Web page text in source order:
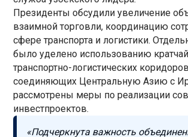
Президенты обсудили увеличение
взаимной торговли, координацию
сфере транспорта и логистики.
было уделено использованию
транспортно-логистических
соединяющих Центральную Азию с
рассмотрены меры по реализации
инвестпроектов.
«Подчеркнута важность